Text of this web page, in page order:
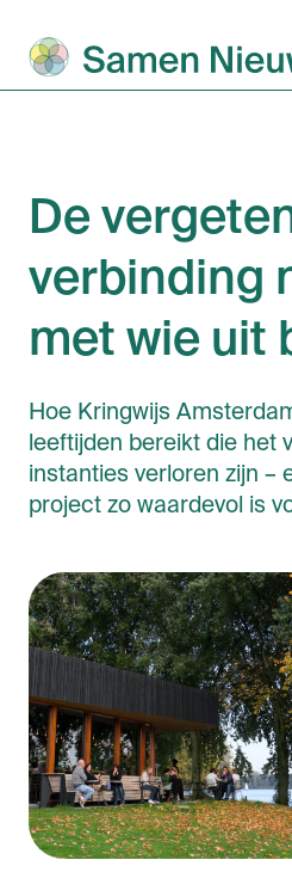
De
verbinding
met wie uit
Hoe Kringwijs
leeftijden bereikt die het
instanties verloren zijn –
project zo waardevol is